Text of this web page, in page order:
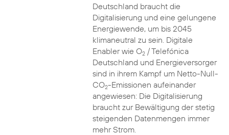
Deutschland braucht die
Digitalisierung und eine gelungene
Energiewende, um bis 2045
klimaneutral zu sein. Digitale
Enabler wie O2/ Telefónica
Deutschland und Energieversorger
sind in ihrem Kampf um Netto-Null-
CO2-Emissionen aufeinander
angewiesen: Die Digitalisierung
braucht zur Bewältigung der stetig
steigenden Datenmengen immer
mehr Strom.